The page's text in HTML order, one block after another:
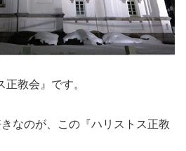
教会』です。
なのが、この『ハリストス正教